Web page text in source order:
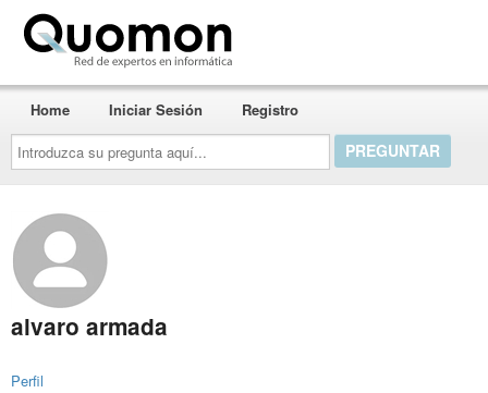
Introduzca
su
pregunta
aquí...
Home Iniciar Sesión Registro
alvaro armada
Perfil